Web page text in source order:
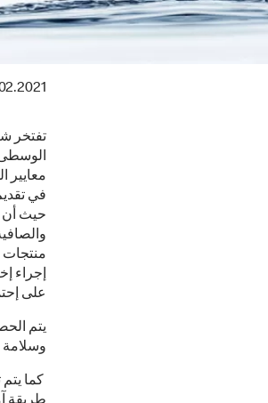
تفتخر
الوسطى
معايير
في
حيث أن
إجراء
على
وسلامة
كما